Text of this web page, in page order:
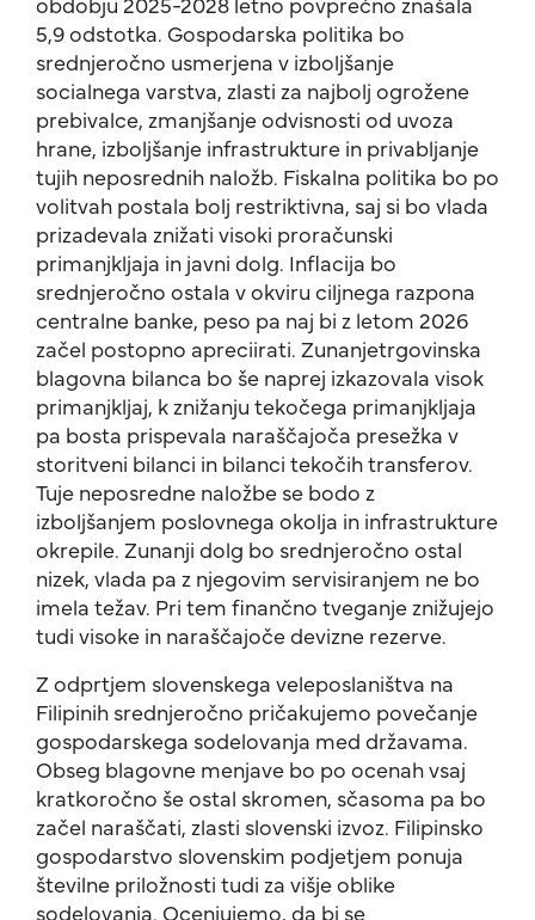
5,9 odstotka. Gospodarska politika bo
srednjeročno usmerjena v izboljšanje
socialnega varstva, zlasti za najbolj ogrožene
prebivalce, zmanjšanje odvisnosti od uvoza
hrane, izboljšanje infrastrukture in privabljanje
tujih neposrednih naložb. Fiskalna politika bo po
volitvah postala bolj restriktivna, saj si bo vlada
prizadevala znižati visoki proračunski
primanjkljaja in javni dolg. Inflacija bo
srednjeročno ostala v okviru ciljnega razpona
centralne banke, peso pa naj bi z letom 2026
začel postopno apreciirati. Zunanjetrgovinska
blagovna bilanca bo še naprej izkazovala visok
primanjkljaj, k znižanju tekočega primanjkljaja
pa bosta prispevala naraščajoča presežka v
storitveni bilanci in bilanci tekočih transferov.
Tuje neposredne naložbe se bodo z
izboljšanjem poslovnega okolja in infrastrukture
okrepile. Zunanji dolg bo srednjeročno ostal
nizek, vlada pa z njegovim servisiranjem ne bo
imela težav. Pri tem finančno tveganje znižujejo
tudi visoke in naraščajoče devizne rezerve.
Z odprtjem slovenskega veleposlaništva na
Filipinih srednjeročno pričakujemo povečanje
gospodarskega sodelovanja med državama.
Obseg blagovne menjave bo po ocenah vsaj
kratkoročno še ostal skromen, sčasoma pa bo
začel naraščati, zlasti slovenski izvoz. Filipinsko
gospodarstvo slovenskim podjetjem ponuja
številne priložnosti tudi za višje oblike
sodelovanja. Ocenjujemo, da bi se